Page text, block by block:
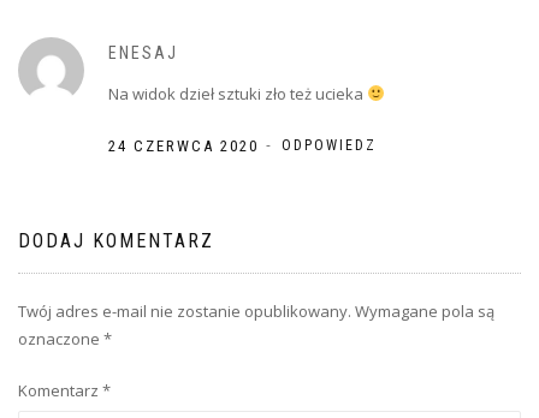
ENESAJ
Na widok dzieł sztuki zło też ucieka
24 CZERWCA 2020 - ODPOWIEDZ
DODAJ KOMENTARZ
Twój adres e-mail nie zostanie opublikowany. Wymagane pola są
oznaczone *
Komentarz *